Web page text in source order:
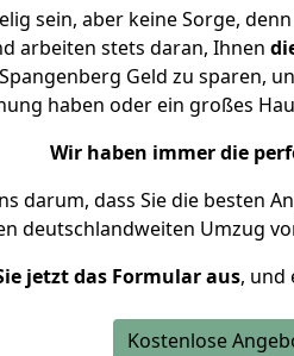
sein, aber keine Sorge,
arbeiten stets daran, Ihnen
Geld zu sparen,
haben oder ein großes
Wir haben immer die
darum, dass Sie die besten
deutschlandweiten Umzug
jetzt das Formular aus, und
Kostenlose